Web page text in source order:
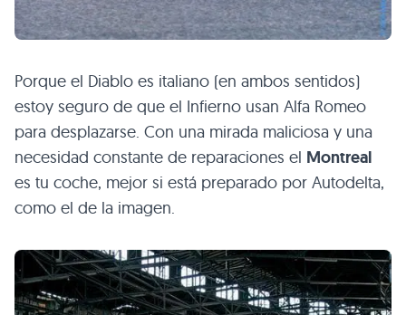
Porque el Diablo es italiano (en ambos sentidos)
estoy seguro de que el Infierno usan Alfa Romeo
para desplazarse. Con una mirada maliciosa y una
necesidad constante de reparaciones el Montreal
es tu coche, mejor si está preparado por Autodelta,
como el de la imagen.